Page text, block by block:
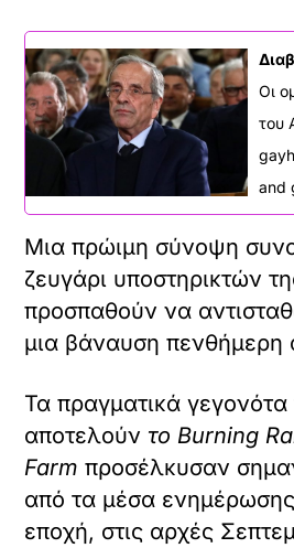
Οι
του
and
Μια πρώιμη σύνοψη
ζευγάρι υποστηρικτών
προσπαθούν να
μια βάναυση πενθήμερη
Τα πραγματικά γεγονότα
αποτελούν το Burning
Farm προσέλκυσαν
από τα μέσα ενημέρωσης
εποχή, στις αρχές